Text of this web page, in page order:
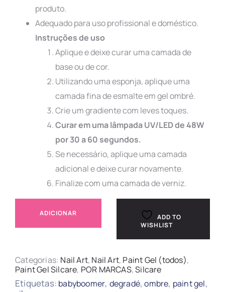
produto.
Adequado para uso profissional e doméstico.
Instruções de uso
Aplique e deixe curar uma camada de
base ou de cor.
Utilizando uma esponja, aplique uma
camada fina de esmalte em gel ombré.
Crie um gradiente com leves toques.
Curar em uma lâmpada UV/LED de 48W
por 30 a 60 segundos.
Se necessário, aplique uma camada
adicional e deixe curar novamente.
Finalize com uma camada de verniz.
ADICIONAR
ADD TO
WISHLIST
Categorias: Nail Art, Nail Art, Paint Gel (todos),
Paint Gel Silcare, POR MARCAS,Silcare
Etiquetas: babyboomer, degradé,ombre, paint gel,